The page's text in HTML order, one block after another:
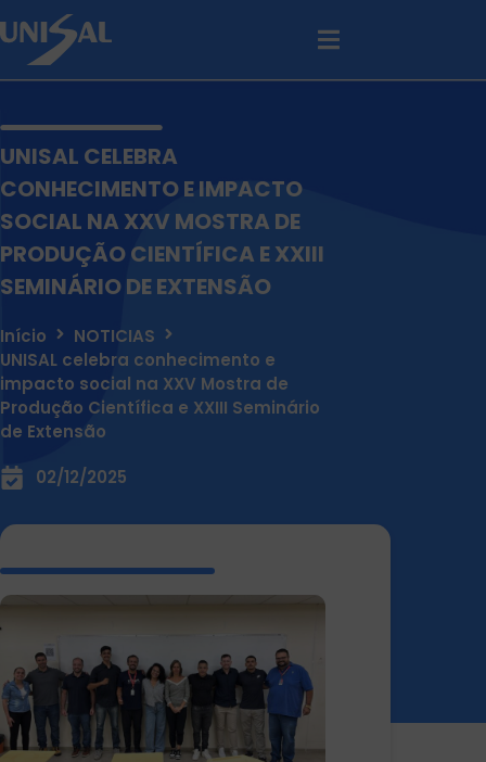
UNISAL CELEBRA
CONHECIMENTO E IMPACTO
SOCIAL NA XXV MOSTRA DE
PRODUÇÃO CIENTÍFICA E XXIII
SEMINÁRIO DE EXTENSÃO
Início
NOTICIAS
UNISAL celebra conhecimento e
impacto social na XXV Mostra de
Produção Científica e XXIII Seminário
de Extensão
02/12/2025